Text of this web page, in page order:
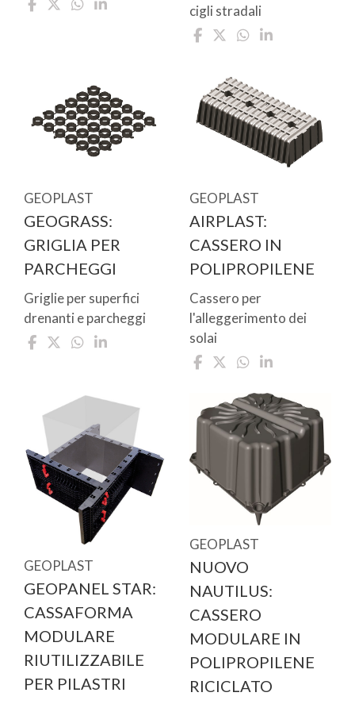
cigli stradali
GEOPLAST
GEOGRASS:
GRIGLIA PER
PARCHEGGI
Griglie per superfici
drenanti e parcheggi
GEOPLAST
AIRPLAST:
CASSERO IN
POLIPROPILENE
Cassero per
l'alleggerimento dei
solai
GEOPLAST
GEOPANEL STAR:
CASSAFORMA
MODULARE
RIUTILIZZABILE
PER PILASTRI
GEOPLAST
NUOVO
NAUTILUS:
CASSERO
MODULARE IN
POLIPROPILENE
RICICLATO